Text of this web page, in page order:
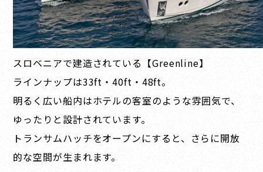
スロベニアで建造されている【Greenline】
ラインナップは33ft・40ft・48ft。
明るく広い船内はホテルの客室のような雰囲気で、
ゆったりと設計されています。
トランサムハッチをオープンにすると、さらに開放
的な空間が生まれます。